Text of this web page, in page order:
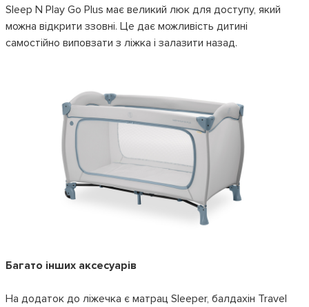
Sleep N Play Go Plus має великий люк для доступу, який
можна відкрити ззовні. Це дає можливість дитині
самостійно виповзати з ліжка і залазити назад.
Багато інших аксесуарів
На додаток до ліжечка є матрац Sleeper, балдахін Travel